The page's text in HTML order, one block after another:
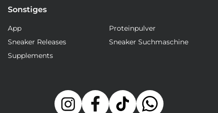
Sonstiges
App
Proteinpulver
Sneaker Releases
Sneaker Suchmaschine
Supplements